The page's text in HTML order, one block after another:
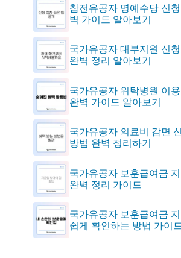
참전유공자 명예수당 신
벽 가이드 알아보기
국가유공자 대부지원 신
완벽 정리 알아보기
국가유공자 위탁병원 이
완벽 가이드 알아보기
국가유공자 의료비 감면
방법 완벽 정리하기
국가유공자 보훈급여금
완벽 정리 가이드
국가유공자 보훈급여금
쉽게 확인하는 방법 가이